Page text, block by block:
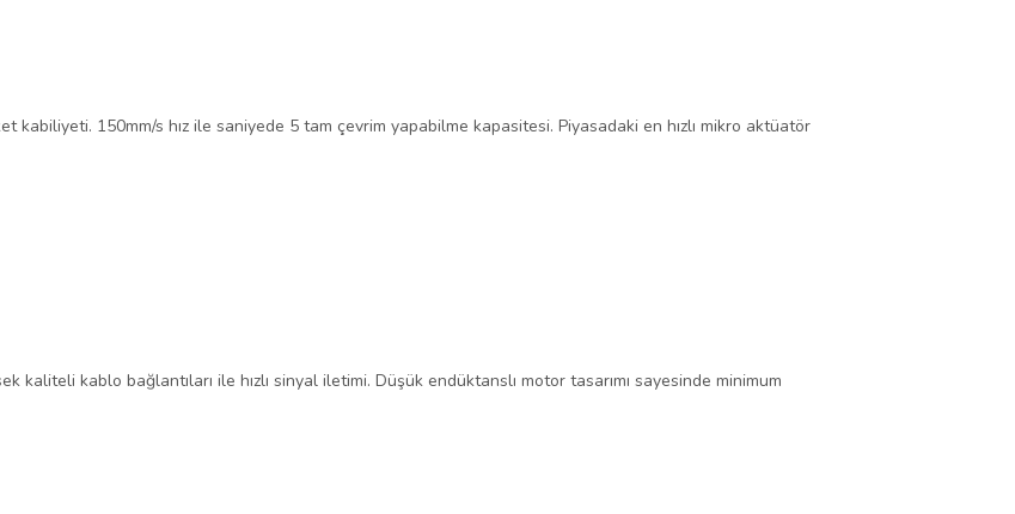
kabiliyeti. 150mm/s hız ile saniyede 5 tam çevrim yapabilme kapasitesi. Piyasadaki en hızlı mikro aktüatör
kablo bağlantıları ile hızlı sinyal iletimi. Düşük endüktanslı motor tasarımı sayesinde minimum